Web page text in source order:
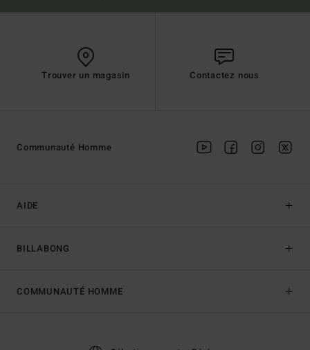
Trouver un magasin Contactez nous
AIDE
BILLABONG
Communauté Homme
COMMUNAUTÉ HOMME